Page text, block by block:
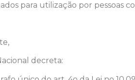
para utilização por pessoas
decreta: